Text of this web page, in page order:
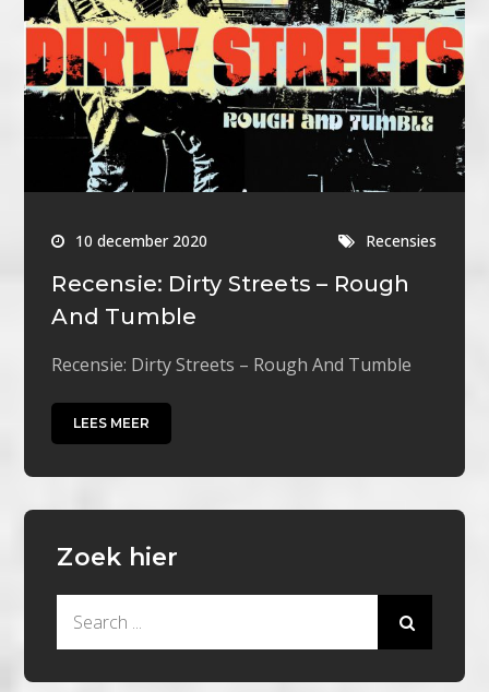
10 december 2020 Recensies
Recensie: Dirty Streets – Rough
And Tumble
Recensie: Dirty Streets – Rough And Tumble
LEES MEER
Zoek hier